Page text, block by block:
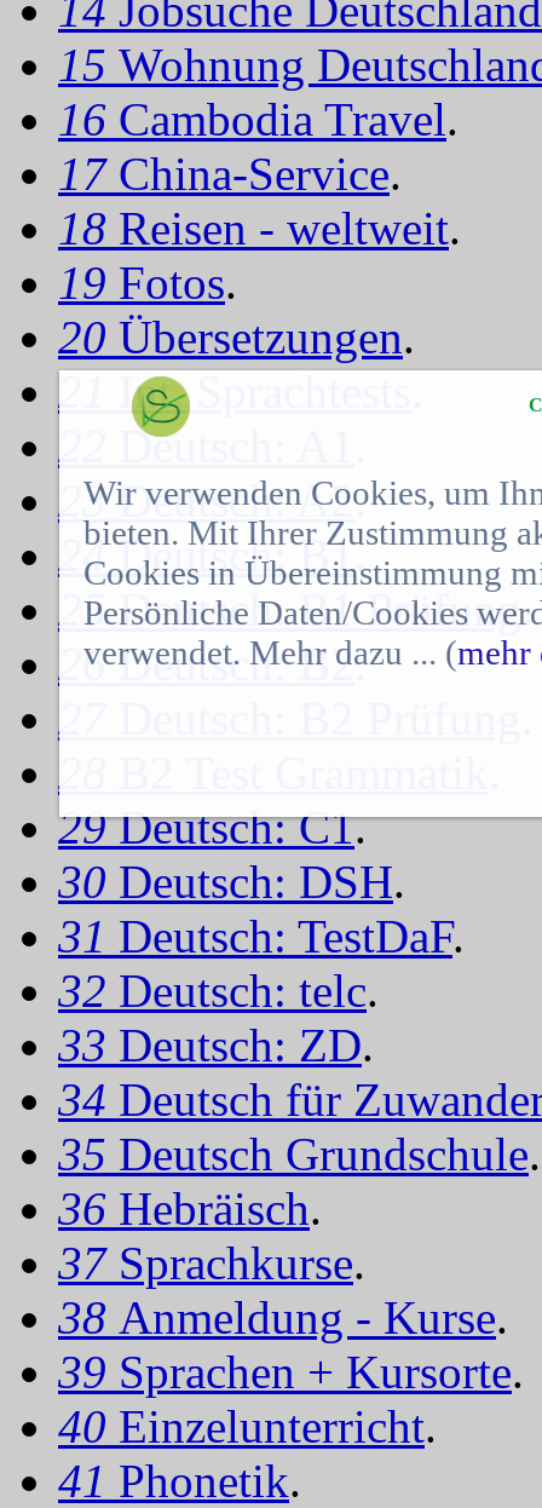
15 Wohnung
16 Cambodia Travel.
17 China-Service.
18 Reisen - weltweit.
19 Fotos.
20 Übersetzungen.
21
Int. Sprachtests
22
Deutsch: A1
23Deutsch: A2.
24Deutsch: B1.
25Deutsch: B1 Prüfung.
26Deutsch: B2.
27
28
29Deutsch: C1.
30 Deutsch: DSH.
31 Deutsch: TestDaF.
32 Deutsch: telc.
33 Deutsch: ZD.
34 Deutsch für
35 Deutsch Grundschule.
36 Hebräisch.
37 Sprachkurse.
38 Anmeldung - Kurse.
39 Sprachen + Kursorte.
40 Einzelunterricht.
41 Phonetik.
Wir verwenden Cookies, um
bieten. Mit Ihrer Zustimmung
Cookies in Übereinstimmung
Persönliche Daten/Cookies
verwendet. Mehr dazu ... (mehr